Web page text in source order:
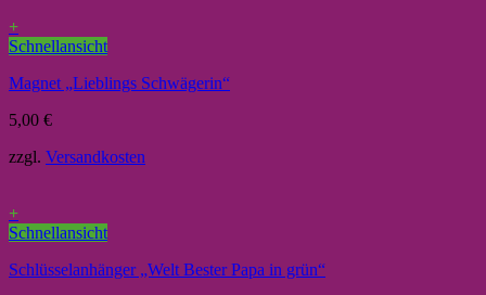
+
Schnellansicht
Magnet „Lieblings Schwägerin“
5,00 €
zzgl. Versandkosten
+
Schnellansicht
Schlüsselanhänger „Welt Bester Papa in grün“